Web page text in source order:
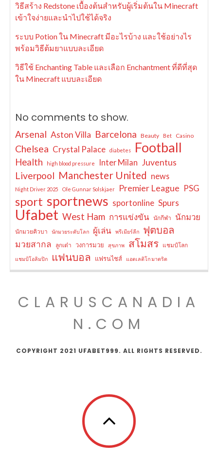
วิธีสร้าง Redstone เบื้องต้นสำหรับผู้เริ่มต้นใน Minecraft
เข้าใจง่ายและนำไปใช้ได้จริง
ระบบ Potion ใน Minecraft มีอะไรบ้าง และใช้อย่างไร
พร้อมวิธีต้มยาแบบละเอียด
วิธีใช้ Enchanting Table และเลือก Enchantment ที่ดีที่สุด
ใน Minecraft แบบละเอียด
No comments to show.
Arsenal Aston Villa Barcelona Beauty Bet Casino
Chelsea Crystal Palace diabetes Football
Health high blood pressure Inter Milan Juventus
Liverpool Manchester United news
Night Driver 2025 Ole Gunnar Solskjaer Premier League PSG
sport sportnews sportonline Spurs
Ufabet West Ham การแข่งขัน นักกีฬา นักมวย
นักมวยคิวบา นักมวยระดับโลก ผู้เล่น พรีเมียร์ลีก ฟุตบอล
มวยสากล ลูกเต๋า วงการมวย สุขภาพ สโมสร แชมป์โลก
แชมป์โอลิมปิก แฟนบอล แฟรนไชส์ แอตเลติโก มาดริด
CLARUSCANADIA
N.COM
COPYRIGHT 2021 UFABET999. ALL RIGHTS RESERVED.